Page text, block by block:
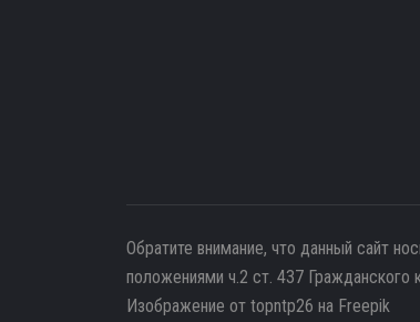
Обратите внимание, что данный сайт
положениями ч.2 ст. 437 Гражданского
Изображение от topntp26 на Freepik